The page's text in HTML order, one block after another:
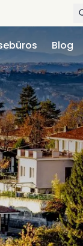
Blog